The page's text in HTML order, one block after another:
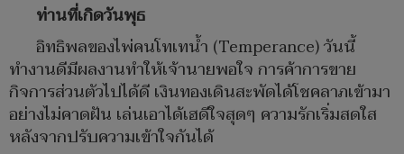
ท่านที่เกิดวันพุธ
อิทธิพลของไพ่คนโทเทน้ำ (Temperance) วันนี้
ทำงานดีมีผลงานทำให้เจ้านายพอใจ การค้าการขาย
กิจการส่วนตัวไปได้ดี เงินทองเดินสะพัดได้โชคลาภเข้ามา
อย่างไม่คาดฝัน เล่นเอาได้เฮดีใจสุดๆ ความรักเริ่มสดใส
หลังจากปรับความเข้าใจกันได้